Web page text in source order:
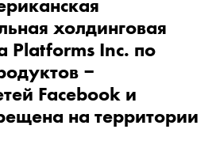
холдинговая
Platforms Inc. по
‒
Facebook и
на территории